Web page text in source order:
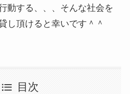
動する、、、そんな社会を
し頂けると幸いです＾＾
目次